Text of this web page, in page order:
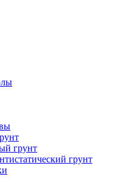
грунт
грунт